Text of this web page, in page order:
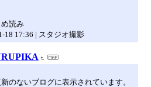
読み
18 17:36 | スタジオ撮影
のないブログに表示されています。